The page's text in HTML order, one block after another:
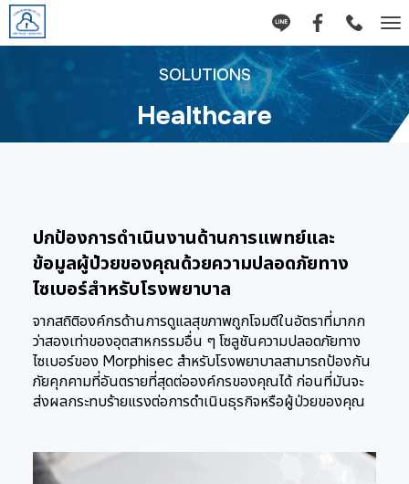
SOLUTIONS
Healthcare
ปกป้องการดำเนินงานด้านการแพทย์และ
ข้อมูลผู้ป่วยของคุณด้วยความปลอดภัยทาง
ไซเบอร์สำหรับโรงพยาบาล
จากสถิติองค์กรด้านการดูแลสุขภาพถูกโจมตีในอัตราที่มากก
ว่าสองเท่าของอุตสาหกรรมอื่น ๆ โซลูชันความปลอดภัยทาง
ไซเบอร์ของ Morphisec สำหรับโรงพยาบาลสามารถป้องกัน
ภัยคุกคามที่อันตรายที่สุดต่อองค์กรของคุณได้ ก่อนที่มันจะ
ส่งผลกระทบร้ายแรงต่อการดำเนินธุรกิจหรือผู้ป่วยของคุณ